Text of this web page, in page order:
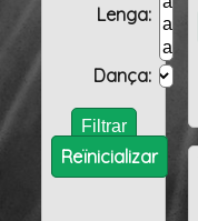
Lenga:
Dança:
Reïnicializar